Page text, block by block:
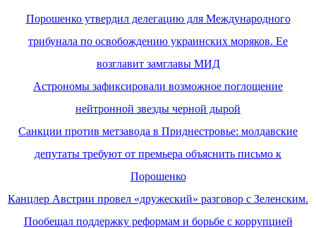
Порошенко утвердил делегацию для Международного
трибунала по освобождению украинских моряков. Ее
возглавит замглавы МИД
Астрономы зафиксировали возможное поглощение
нейтронной звезды черной дырой
Санкции против метзавода в Приднестровье: молдавские
депутаты требуют от премьера объяснить письмо к
Порошенко
Канцлер Австрии провел «дружеский» разговор с Зеленским.
Пообещал поддержку реформам и борьбе с коррупцией